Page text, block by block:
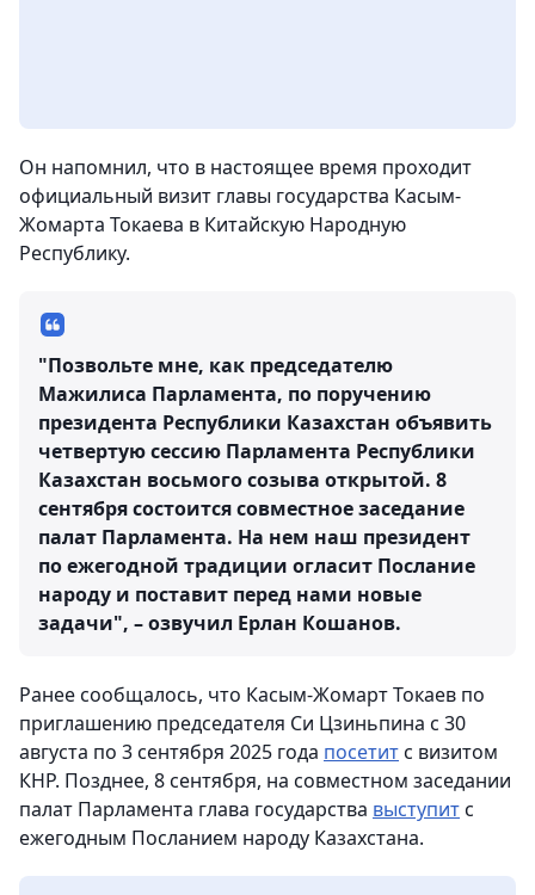
Он напомнил, что в настоящее время проходит
официальный визит главы государства Касым-
Жомарта Токаева в Китайскую Народную
Республику.
"Позвольте мне, как председателю
Мажилиса Парламента, по поручению
президента Республики Казахстан объявить
четвертую сессию Парламента Республики
Казахстан восьмого созыва открытой. 8
сентября состоится совместное заседание
палат Парламента. На нем наш президент
по ежегодной традиции огласит Послание
народу и поставит перед нами новые
задачи", – озвучил Ерлан Кошанов.
Ранее сообщалось, что Касым-Жомарт Токаев по
приглашению председателя Си Цзиньпина с 30
августа по 3 сентября 2025 года посетитс визитом
КНР. Позднее, 8 сентября, на совместном заседании
палат Парламента глава государства выступитс
ежегодным Посланием народу Казахстана.